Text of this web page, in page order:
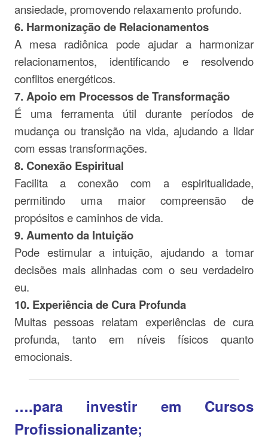
ansiedade, promovendo relaxamento profundo.
6. Harmonização de Relacionamentos
A mesa radiônica pode ajudar a harmonizar
relacionamentos, identificando e resolvendo
conflitos energéticos.
7. Apoio em Processos de Transformação
É uma ferramenta útil durante períodos de
mudança ou transição na vida, ajudando a lidar
com essas transformações.
8. Conexão Espiritual
Facilita a conexão com a espiritualidade,
permitindo uma maior compreensão de
propósitos e caminhos de vida.
9. Aumento da Intuição
Pode estimular a intuição, ajudando a tomar
decisões mais alinhadas com o seu verdadeiro
eu.
10. Experiência de Cura Profunda
Muitas pessoas relatam experiências de cura
profunda, tanto em níveis físicos quanto
emocionais.
….para investir em Cursos
Profissionalizante;